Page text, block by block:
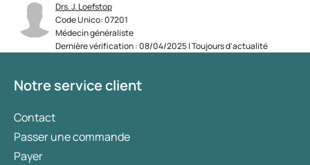
Drs. J. Loefstop
Code Unico: 07201
Médecin généraliste
Dernière vérification : 08/04/2025 | Toujours d’actualité
Notre service client
Contact
Passer une commande
Payer